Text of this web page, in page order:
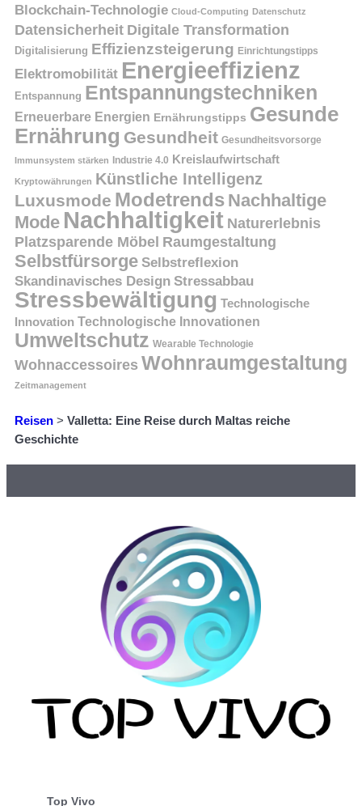
Blockchain-Technologie Cloud-Computing Datenschutz
Datensicherheit Digitale Transformation
Digitalisierung Effizienzsteigerung Einrichtungstipps
Elektromobilität Energieeffizienz
Entspannung Entspannungstechniken
Erneuerbare Energien Ernährungstipps Gesunde
Ernährung Gesundheit Gesundheitsvorsorge
Immunsystem stärken Industrie 4.0 Kreislaufwirtschaft
Kryptowährungen Künstliche Intelligenz
Luxusmode Modetrends Nachhaltige
Mode Nachhaltigkeit Naturerlebnis
Platzsparende Möbel Raumgestaltung
Selbstfürsorge Selbstreflexion
Skandinavisches Design Stressabbau
Stressbewältigung Technologische
Innovation Technologische Innovationen
Umweltschutz Wearable Technologie
Wohnaccessoires Wohnraumgestaltung
Zeitmanagement
Reisen > Valletta: Eine Reise durch Maltas reiche
Geschichte
Top Vivo